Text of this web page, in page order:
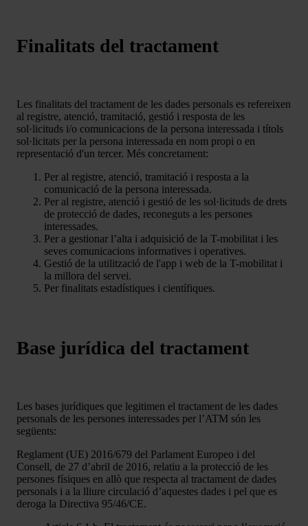
Finalitats del tractament
Les finalitats del tractament de les dades personals es refereixen
al registre, atenció, tramitació, gestió i resposta de les
sol·licituds i/o comunicacions de la persona interessada i títols
sol·licitats per la persona interessada en nom propi o en
representació d'un tercer. Més concretament:
Per al registre, atenció, tramitació i resposta a la
comunicació de la persona interessada.
Per al registre, atenció i gestió de les sol·licituds de drets
de protecció de dades, reconeguts a les persones
interessades.
Per a gestionar l’alta i adquisició de la T-mobilitat i les
seves comunicacions informatives i operatives.
Gestió de la utilització de l'app i web de la T-mobilitat i
la millora del servei.
Per finalitats estadístiques i científiques.
Base jurídica del tractament
Les bases jurídiques que legitimen el tractament de les dades
personals de les persones interessades per l’ATM són les
següents:
Reglament (UE) 2016/679 del Parlament Europeo i del
Consell, de 27 d’abril de 2016, relatiu a la protecció de les
persones físiques en allò que respecta al tractament de dades
personals i a la lliure circulació d’aquestes dades i pel que es
deroga la Directiva 95/46/CE.